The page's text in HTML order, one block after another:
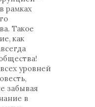
рамках
Такое
как
уровней
забывая
в